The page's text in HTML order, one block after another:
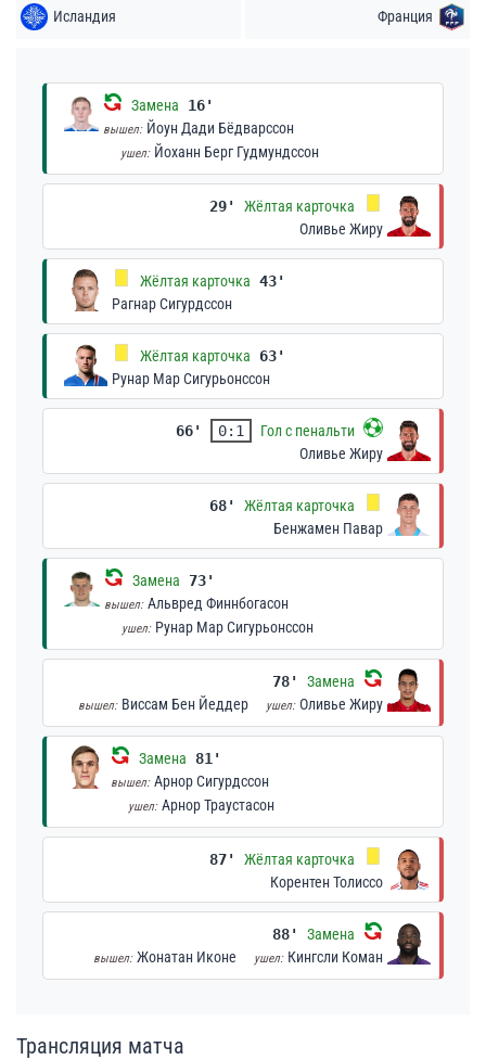
Исландия Франция
Замена 16'
вышел: Йоун Дади Бёдварссон
ушел: Йоханн Берг Гудмундссон
29'
Жёлтая карточка
Оливье Жиру
Жёлтая карточка 43'
Рагнар Сигурдссон
Жёлтая карточка
63'
Рунар Мар Сигурьонссон
66' 0:1
Гол с пенальти
Оливье Жиру
68'
Жёлтая карточка
Бенжамен Павар
Замена 73'
вышел: Альвред Финнбогасон
ушел: Рунар Мар Сигурьонссон
78' Замена
вышел: Виссам Бен Йеддер ушел: Оливье Жиру
Замена 81'
вышел: Арнор Сигурдссон
ушел: Арнор Траустасон
87'
Жёлтая карточка
Корентен Толиссо
88' Замена
вышел: Жонатан Иконе ушел: Кингсли Коман
Трансляция матча